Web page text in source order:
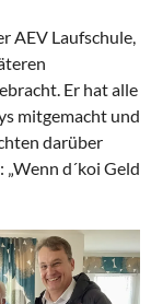
AEV Laufschule,
Er hat alle
mitgemacht und
darüber
d´koi Geld